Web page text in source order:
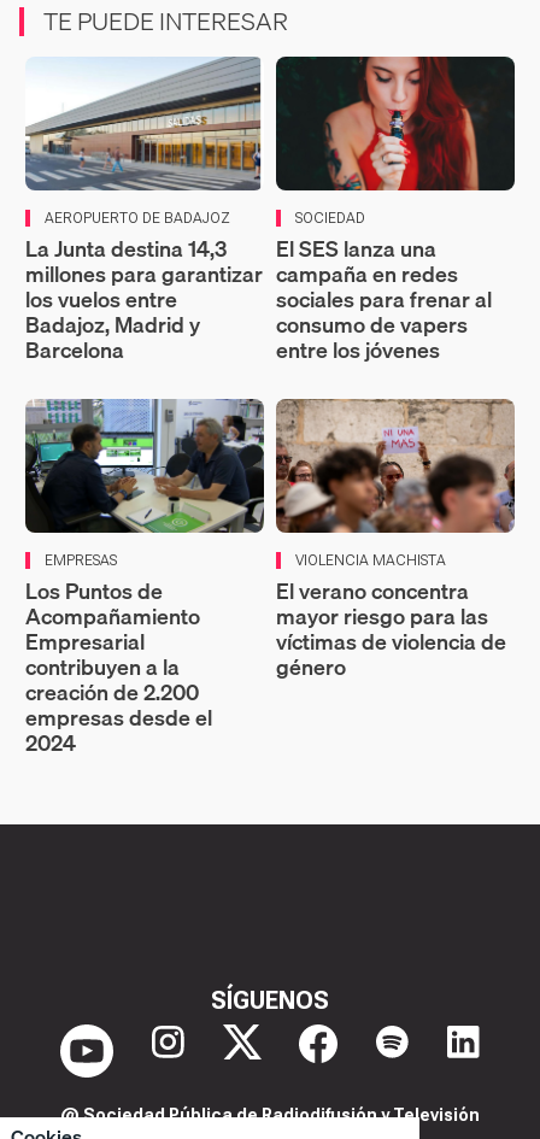
TE PUEDE INTERESAR
AEROPUERTO DE BADAJOZ
La Junta destina 14,3
millones para garantizar
los vuelos entre
Badajoz, Madrid y
Barcelona
SOCIEDAD
El SES lanza una
campaña en redes
sociales para frenar al
consumo de vapers
entre los jóvenes
EMPRESAS
Los Puntos de
Acompañamiento
Empresarial
contribuyen a la
creación de 2.200
empresas desde el
2024
VIOLENCIA MACHISTA
El verano concentra
mayor riesgo para las
víctimas de violencia de
género
SÍGUENOS
@ Sociedad Pública de Radiodifusión y Televisión